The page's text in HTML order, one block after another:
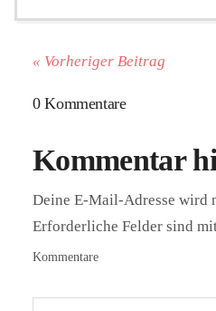
« Vorheriger Beitrag
0 Kommentare
Kommentar
Deine E-Mail-Adresse wird
Erforderliche Felder sind
Kommentare